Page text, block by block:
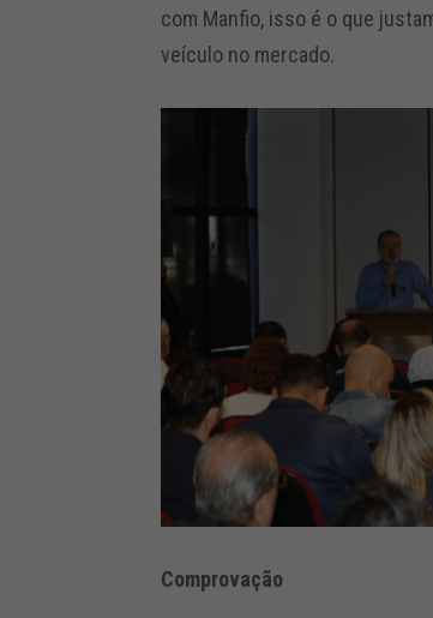
com Manfio, isso é o que
veículo no mercado.
Comprovação